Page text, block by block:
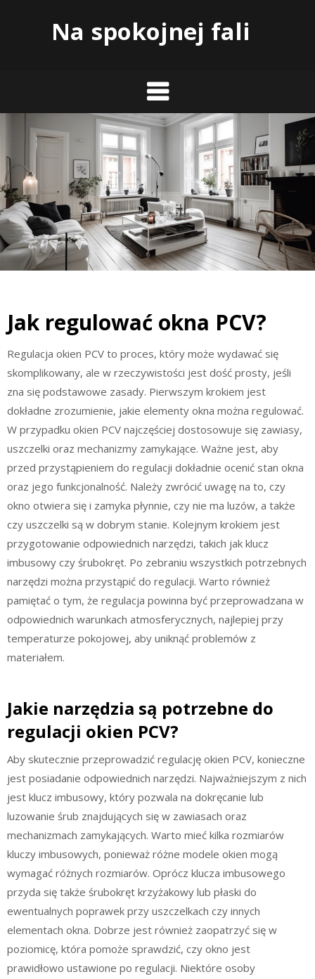
Na spokojnej fali
Jak regulować okna PCV?
Regulacja okien PCV to proces, który może wydawać się
skomplikowany, ale w rzeczywistości jest dość prosty, jeśli
zna się podstawowe zasady. Pierwszym krokiem jest
dokładne zrozumienie, jakie elementy okna można regulować.
W przypadku okien PCV najczęściej dostosowuje się zawiasy,
uszczelki oraz mechanizmy zamykające. Ważne jest, aby
przed przystąpieniem do regulacji dokładnie ocenić stan okna
oraz jego funkcjonalność. Należy zwrócić uwagę na to, czy
okno otwiera się i zamyka płynnie, czy nie ma luzów, a także
czy uszczelki są w dobrym stanie. Kolejnym krokiem jest
przygotowanie odpowiednich narzędzi, takich jak klucz
imbusowy czy śrubokręt. Po zebraniu wszystkich potrzebnych
narzędzi można przystąpić do regulacji. Warto również
pamiętać o tym, że regulacja powinna być przeprowadzana w
odpowiednich warunkach atmosferycznych, najlepiej przy
temperaturze pokojowej, aby uniknąć problemów z
materiałem.
Jakie narzędzia są potrzebne do
regulacji okien PCV?
Aby skutecznie przeprowadzić regulację okien PCV, konieczne
jest posiadanie odpowiednich narzędzi. Najważniejszym z nich
jest klucz imbusowy, który pozwala na dokręcanie lub
luzowanie śrub znajdujących się w zawiasach oraz
mechanizmach zamykających. Warto mieć kilka rozmiarów
kluczy imbusowych, ponieważ różne modele okien mogą
wymagać różnych rozmiarów. Oprócz klucza imbusowego
przyda się także śrubokręt krzyżakowy lub płaski do
ewentualnych poprawek przy uszczelkach czy innych
elementach okna. Dobrze jest również zaopatrzyć się w
poziomicę, która pomoże sprawdzić, czy okno jest
prawidłowo ustawione po regulacji. Niektóre osoby